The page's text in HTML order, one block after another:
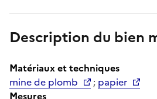
Description du bien
Matériaux et techniques
mine de plomb
; papier
Mesures